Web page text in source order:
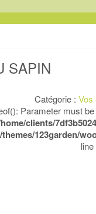
SAPIN
Catégorie : Vos
Parameter must
clients/
123garden/
line